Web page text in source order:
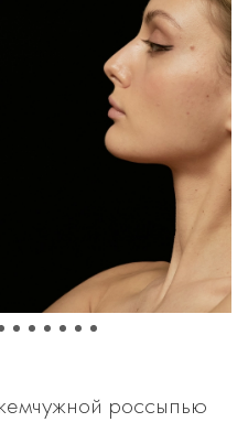
россыпью